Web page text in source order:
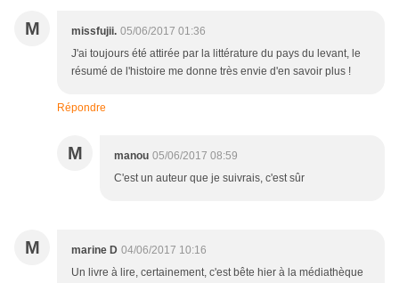
M missfujii. 05/06/2017 01:36
J'ai toujours été attirée par la littérature du pays du levant, le
résumé de l'histoire me donne très envie d'en savoir plus !
Répondre
M manou 05/06/2017 08:59
C'est un auteur que je suivrais, c'est sûr
M marine D 04/06/2017 10:16
Un livre à lire, certainement, c'est bête hier à la médiathèque